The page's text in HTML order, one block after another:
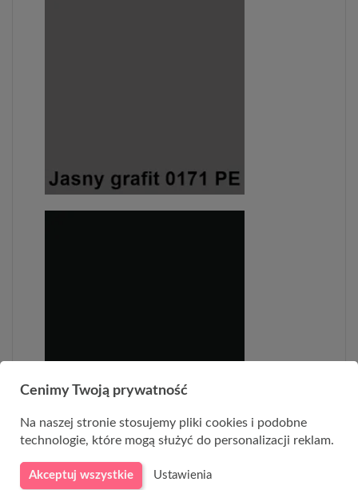
Cenimy Twoją prywatność
Na naszej stronie stosujemy pliki cookies i podobne
technologie, które mogą służyć do personalizacji reklam.
Akceptuj wszystkie Ustawienia